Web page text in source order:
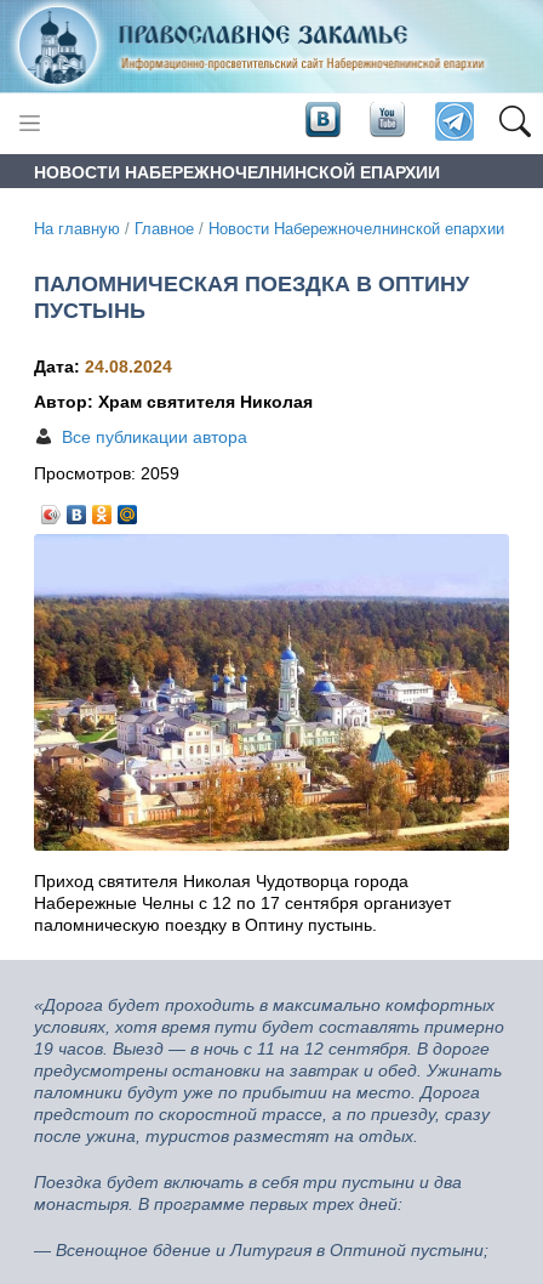
НОВОСТИ НАБЕРЕЖНОЧЕЛНИНСКОЙ ЕПАРХИИ
На главную / Главное / Новости Набережночелнинской епархии
ПАЛОМНИЧЕСКАЯ ПОЕЗДКА В ОПТИНУ
ПУСТЫНЬ
Дата: 24.08.2024
Автор: Храм святителя Николая
Все публикации автора
Просмотров: 2059
Приход святителя Николая Чудотворца города
Набережные Челны с 12 по 17 сентября организует
паломническую поездку в Оптину пустынь.
«Дорога будет проходить в максимально комфортных
условиях, хотя время пути будет составлять примерно
19 часов. Выезд — в ночь с 11 на 12 сентября. В дороге
предусмотрены остановки на завтрак и обед. Ужинать
паломники будут уже по прибытии на место. Дорога
предстоит по скоростной трассе, а по приезду, сразу
после ужина, туристов разместят на отдых.
Поездка будет включать в себя три пустыни и два
монастыря. В программе первых трех дней:
— Всенощное бдение и Литургия в Оптиной пустыни;